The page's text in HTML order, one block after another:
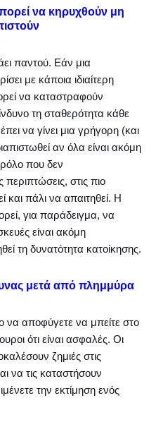
να κηρυχθούν μη
παντού. Εάν μια
με κάποια ιδιαίτερη
να καταστραφούν
τη σταθερότητα κάθε
να γίνει μια γρήγορη (και
αν όλα είναι ακόμη
που δεν
περιπτώσεις, στις πιο
και πάλι να απαιτηθεί. Η
για παράδειγμα, να
είναι ακόμη
τη δυνατότητα κατοίκησης.
μετά από πλημμύρα
να αποφύγετε να μπείτε στο
ότι είναι ασφαλές. Οι
ζημιές στις
να τις καταστήσουν
την εκτίμηση ενός